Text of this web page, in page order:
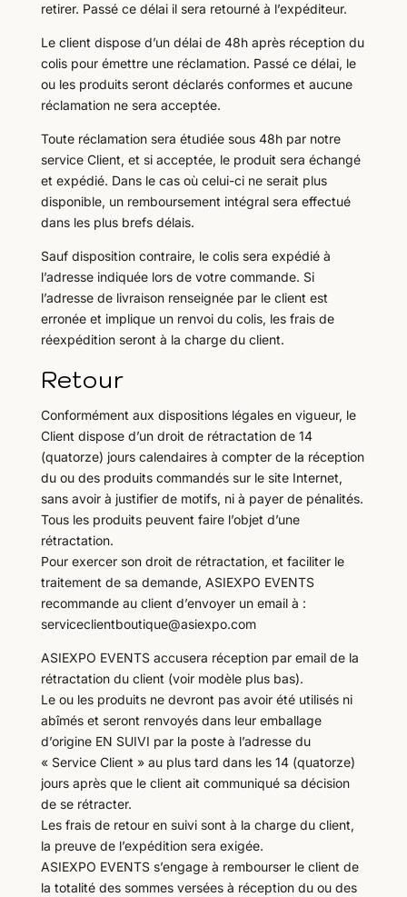
retirer. Passé ce délai il sera retourné à l’expéditeur.
Le client dispose d’un délai de 48h après réception du
colis pour émettre une réclamation. Passé ce délai, le
ou les produits seront déclarés conformes et aucune
réclamation ne sera acceptée.
Toute réclamation sera étudiée sous 48h par notre
service Client, et si acceptée, le produit sera échangé
et expédié. Dans le cas où celui-ci ne serait plus
disponible, un remboursement intégral sera effectué
dans les plus brefs délais.
Sauf disposition contraire, le colis sera expédié à
l’adresse indiquée lors de votre commande. Si
l’adresse de livraison renseignée par le client est
erronée et implique un renvoi du colis, les frais de
réexpédition seront à la charge du client.
Retour
Conformément aux dispositions légales en vigueur, le
Client dispose d’un droit de rétractation de 14
(quatorze) jours calendaires à compter de la réception
du ou des produits commandés sur le site Internet,
sans avoir à justifier de motifs, ni à payer de pénalités.
Tous les produits peuvent faire l’objet d’une
rétractation.
Pour exercer son droit de rétractation, et faciliter le
traitement de sa demande, ASIEXPO EVENTS
recommande au client d’envoyer un email à :
serviceclientboutique@asiexpo.com
ASIEXPO EVENTS accusera réception par email de la
rétractation du client (voir modèle plus bas).
Le ou les produits ne devront pas avoir été utilisés ni
abîmés et seront renvoyés dans leur emballage
d’origine EN SUIVI par la poste à l’adresse du
« Service Client » au plus tard dans les 14 (quatorze)
jours après que le client ait communiqué sa décision
de se rétracter.
Les frais de retour en suivi sont à la charge du client,
la preuve de l’expédition sera exigée.
ASIEXPO EVENTS s’engage à rembourser le client de
la totalité des sommes versées à réception du ou des